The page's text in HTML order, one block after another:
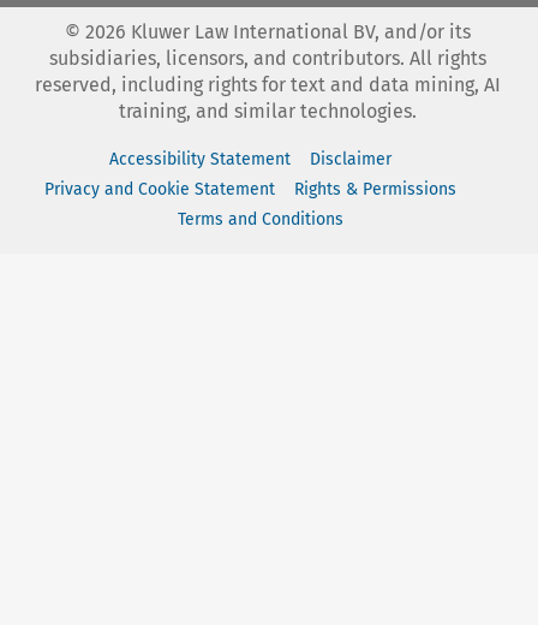
© 2026 Kluwer Law International BV, and/or its
subsidiaries, licensors, and contributors. All rights
reserved, including rights for text and data mining, AI
training, and similar technologies.
Accessibility Statement
Disclaimer
Privacy and Cookie Statement
Rights & Permissions
Terms and Conditions